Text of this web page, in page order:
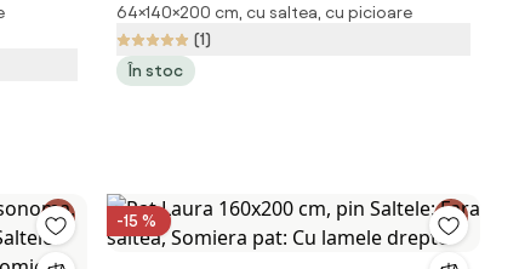
saltele Coco Maxi 20 cm, Somiera pat:
Cu lamele curbate
64×140×200 cm, cu saltea, cu picioare
(1)
În stoc
-15 %